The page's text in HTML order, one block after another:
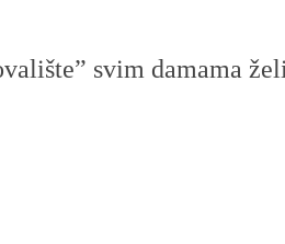
svim damama